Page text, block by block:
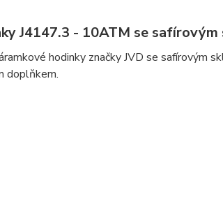
J4147.3 - 10ATM se safírovým
hodinky značky JVD se safírovým
doplňkem.